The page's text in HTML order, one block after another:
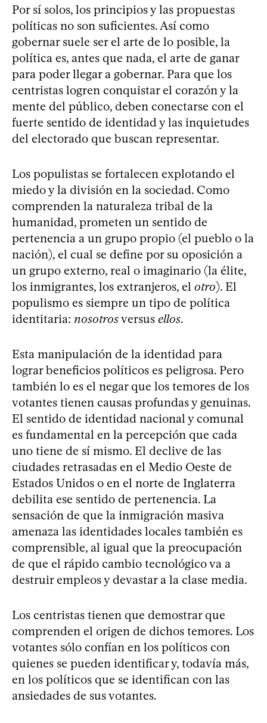
Por sí solos, los principios y las propuestas
políticas no son suficientes. Así como
gobernar suele ser el arte de lo posible, la
política es, antes que nada, el arte de ganar
para poder llegar a gobernar. Para que los
centristas logren conquistar el corazón y la
mente del público, deben conectarse con el
fuerte sentido de identidad y las inquietudes
del electorado que buscan representar.
Los populistas se fortalecen explotando el
miedo y la división en la sociedad. Como
comprenden la naturaleza tribal de la
humanidad, prometen un sentido de
pertenencia a un grupo propio (el pueblo o la
nación), el cual se define por su oposición a
un grupo externo, real o imaginario (la élite,
los inmigrantes, los extranjeros, el otro). El
populismo es siempre un tipo de política
identitaria: nosotrosversus ellos.
Esta manipulación de la identidad para
lograr beneficios políticos es peligrosa. Pero
también lo es el negar que los temores de los
votantes tienen causas profundas y genuinas.
El sentido de identidad nacional y comunal
es fundamental en la percepción que cada
uno tiene de sí mismo. El declive de las
ciudades retrasadas en el Medio Oeste de
Estados Unidos o en el norte de Inglaterra
debilita ese sentido de pertenencia. La
sensación de que la inmigración masiva
amenaza las identidades locales también es
comprensible, al igual que la preocupación
de que el rápido cambio tecnológico va a
destruir empleos y devastar a la clase media.
Los centristas tienen que demostrar que
comprenden el origen de dichos temores. Los
votantes sólo confían en los políticos con
quienes se pueden identificar y, todavía más,
en los políticos que se identifican con las
ansiedades de sus votantes.